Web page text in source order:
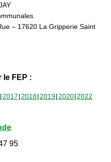
– 17620 La Gripperie Saint
le FEP :
2017 2018 2019 2020 2022
95